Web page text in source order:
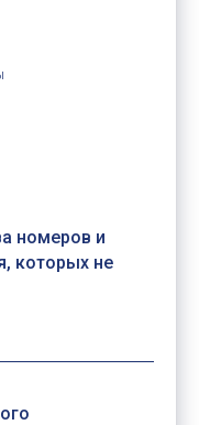
номеров и
которых не